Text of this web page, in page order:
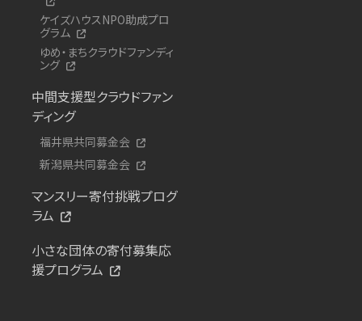
ケイズハウスNPO助成プロ
グラム
ゆめ・まちクラウドファンディ
ング
中間支援型クラウドファン
ディング
福井県共同募金会
新潟県共同募金会
マンスリー寄付挑戦プログ
ラム
小さな団体の寄付募集応
援プログラム